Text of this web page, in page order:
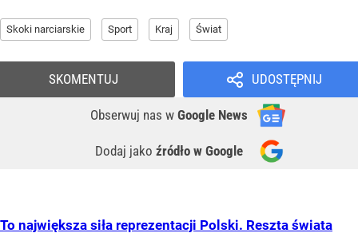
Skoki narciarskie Sport Kraj Świat
UDOSTĘPNIJ
Obserwuj nas w Google News
Dodaj jako źródło w Google
SKOMENTUJ
To największa siła reprezentacji Polski. Reszta świata